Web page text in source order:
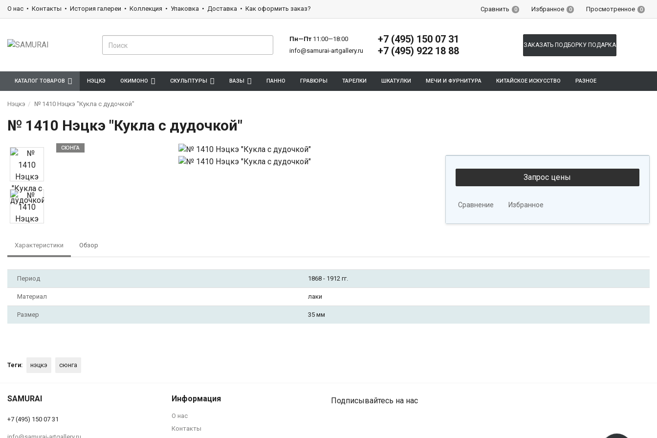
О нас Контакты История галереи Коллекция Упаковка Доставка Как оформить заказ? Сравнить 0 Избранное 0 Просмотренное 0
Пн—Пт 11:00—18:00
info@samurai-artgallery.ru
+7 (495) 150 07 31
+7 (495) 922 18 88
ЗАКАЗАТЬ ПОДБОРКУ ПОДАРКА
КАТАЛОГ ТОВАРОВ НЭЦКЭ ОКИМОНО СКУЛЬПТУРЫ ВАЗЫ ПАННО ГРАВЮРЫ ТАРЕЛКИ ШКАТУЛКИ МЕЧИ И ФУРНИТУРА КИТАЙСКОЕ ИСКУССТВО РАЗНОЕ
Нэцкэ № 1410 Нэцкэ "Кукла с дудочкой"
№ 1410 Нэцкэ "Кукла с дудочкой"
СЮНГА
Сравнение Избранное
Характеристики Обзор
Период 1868 - 1912 гг.
Материал лаки
Размер 35 мм
Теги: нэцкэ сюнга
№ 1410 Нэцкэ "Кукла с дудочкой"
SAMURAI
+7 (495) 150 07 31
Информация
О нас
Контакты
Подписывайтесь на нас